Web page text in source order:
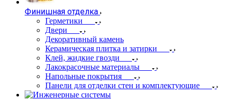
Финишная отделка
Герметики
Двери
Декоративный камень
Керамическая плитка и затирки
Клей, жидкие гвозди
Лакокрасочные материалы
Напольные покрытия
Панели для отделки стен и комплектующие